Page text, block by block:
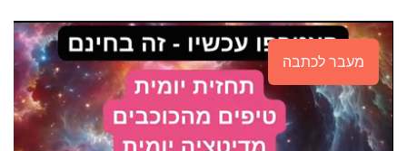
מעבר לכתבה